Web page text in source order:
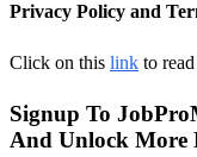
Privacy Policy and
Click on this link to
Signup To
And Unlock More